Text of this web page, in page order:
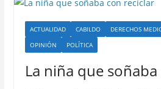
ACTUALIDAD CABILDO DERECHOS
OPINIÓN
POLÍTICA
La niña que